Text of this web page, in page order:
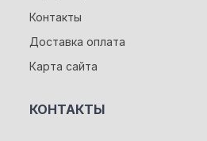
Контакты
Доставка оплата
Карта сайта
КОНТАКТЫ